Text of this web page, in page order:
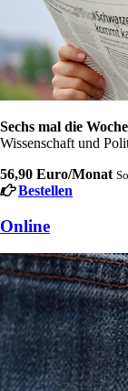
Sechs mal die
Wissenschaft und
56,90 Euro/Monat
Bestellen
Online